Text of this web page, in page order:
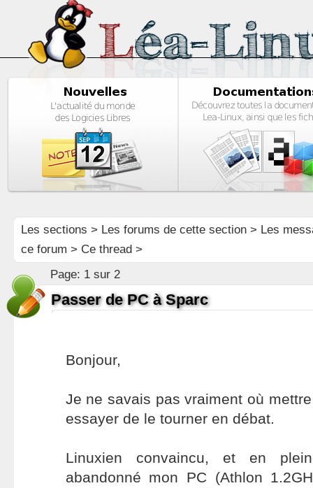
Les sections > Les forums de cette section> Les
ce forum > Ce thread >
Page: 1 sur 2
Passer de PC à Sparc
Bonjour,
Je ne savais pas vraiment où
essayer de le tourner en débat.
Linuxien convaincu, et en
abandonné mon PC (Athlon